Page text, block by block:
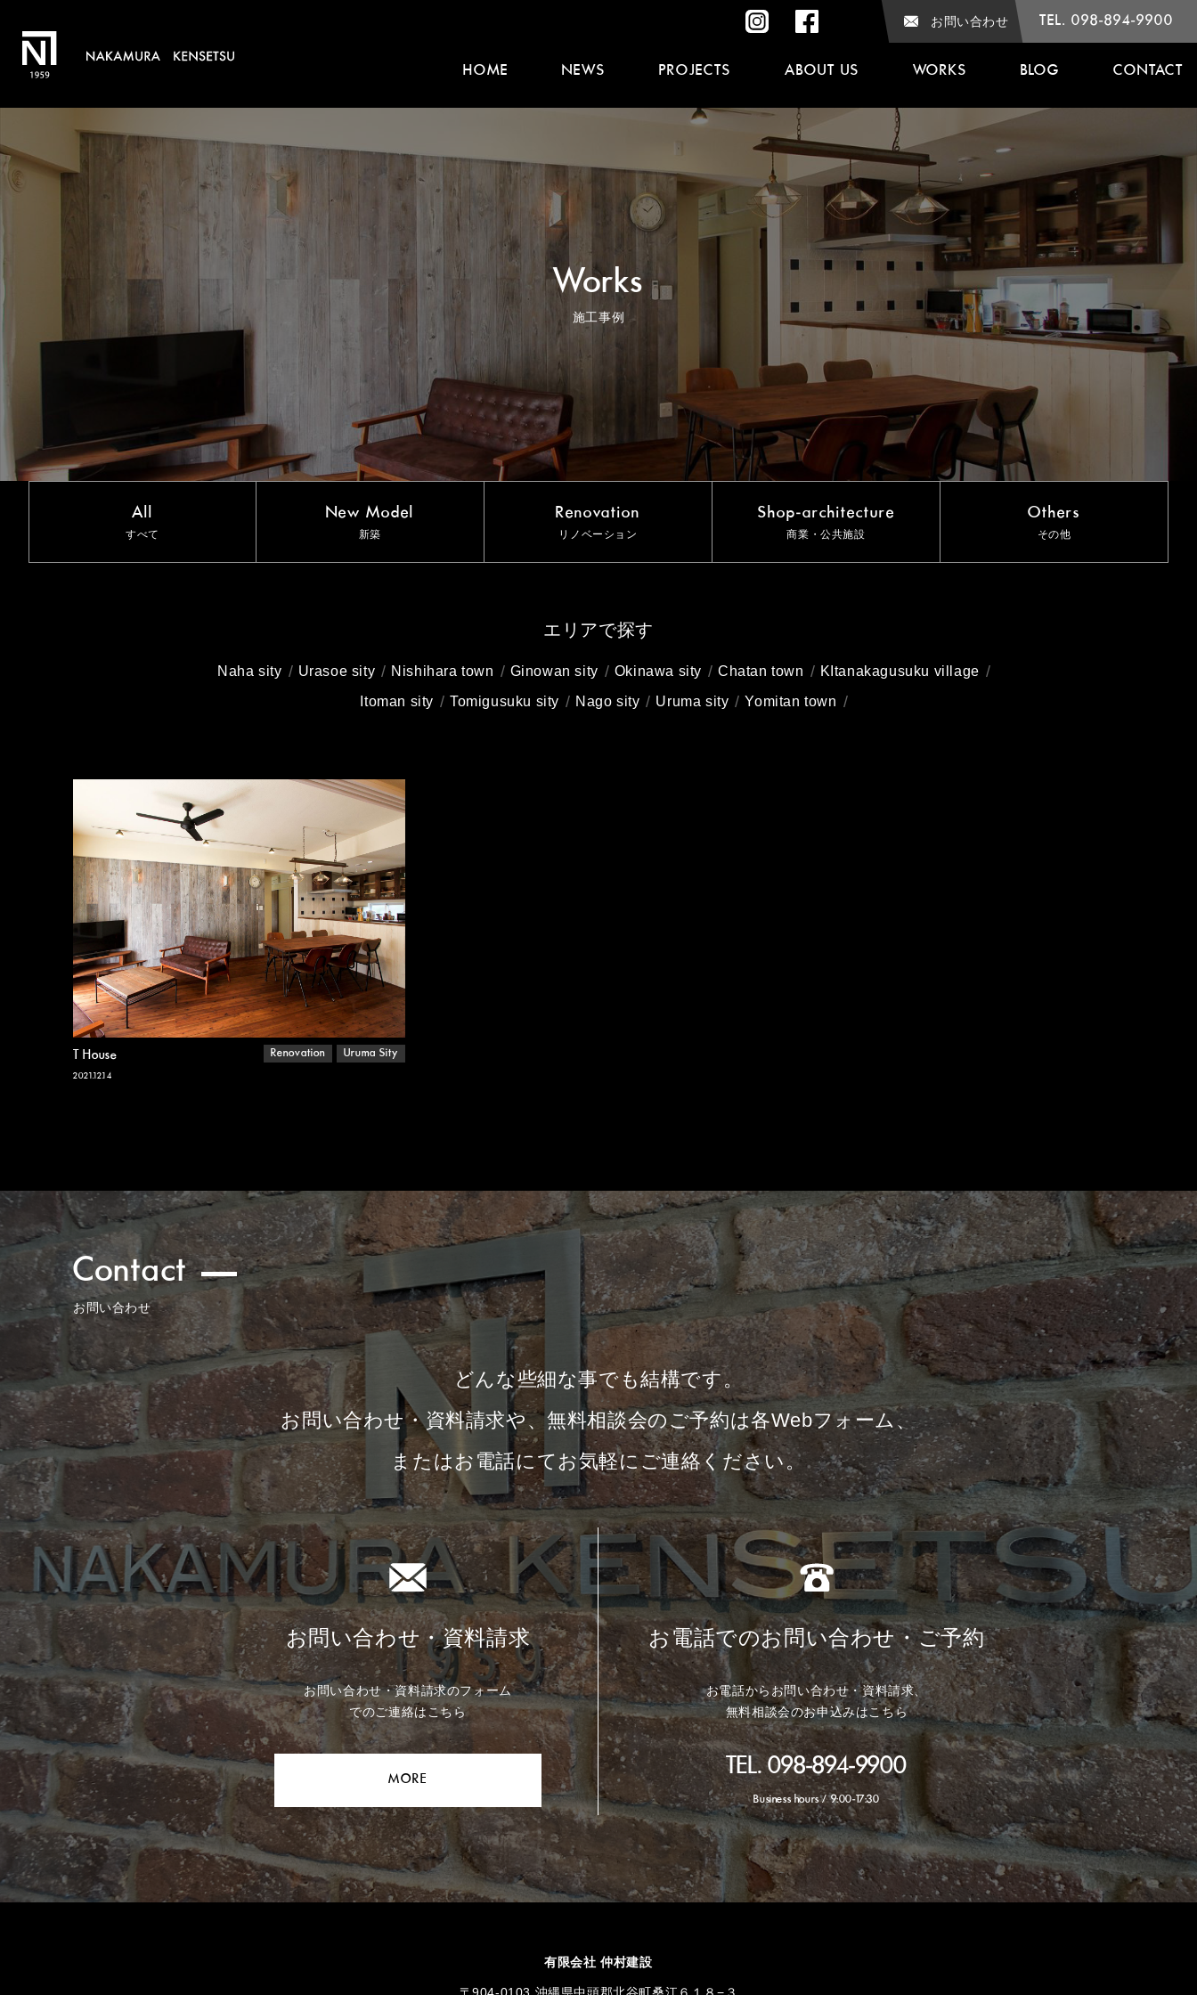
お問い合わせ TEL. 098-894-9900
HOME NEWS PROJECTS ABOUT US WORKS BLOG CONTACT
Works
施工事例
All
すべて
New Model
新築
Renovation
リノベーション
Shop-architecture
商業・公共施設
Others
その他
エリアで探す
Naha sity Urasoe sity Nishihara town Ginowan sity Okinawa sity Chatan town
KItanakagusuku village
Itoman sity
Tomigusuku sity Nago sity Uruma sity Yomitan town
T House
2021.12.14
Renovation Uruma Sity
Contact
お問い合わせ
どんな些細な事でも結構です。
お問い合わせ・資料請求や、無料相談会の ご予約は各Webフォーム、
またはお電話にてお気軽にご連絡ください。
お問い合わせ・資料請求
お問い合わせ・資料請求のフォーム
でのご連絡はこちら
MORE
お電話でのお問い合わせ・ご予約
お電話からお問い合わせ・資料請求、
無料相談会のお申込みはこちら
TEL. 098-894-9900
Business hours / 9:00-17:30
有限会社 仲村建設